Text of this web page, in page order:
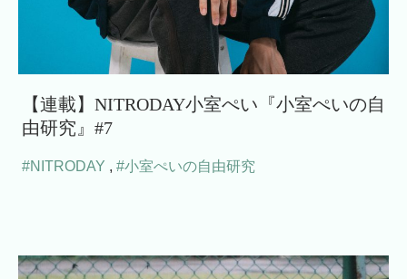
【連載】NITRODAY小室ぺい『小室ぺいの自
由研究』#7
#NITRODAY , #小室ぺいの自由研究